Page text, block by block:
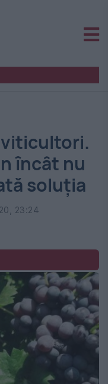
încât nu
soluția
23:24